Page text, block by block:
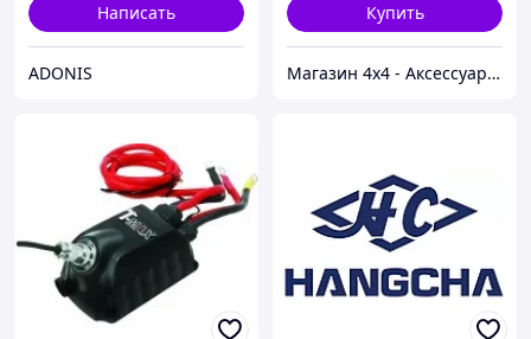
Написать
ADONIS
Купить
Магазин 4x4 - Аксессуары и запчасти для внедорожников